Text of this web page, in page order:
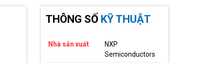
THÔNG SỐ KỸ THUẬT
Nhà sản xuất
NXP
Semiconductors